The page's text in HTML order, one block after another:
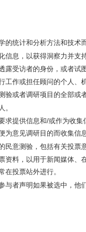
的统计和分析方法和技术
信息，以获得洞察力并支
受访者的身份，或者试
作或担任顾问的个人、
验或者调研项目的全部或
。
提供信息和/或作为收集
为意见调研目的而收集信息
民意测验，包括有关投票
料，以用于新闻媒体、
在投票站外进行。
与者声明如果被选中，他